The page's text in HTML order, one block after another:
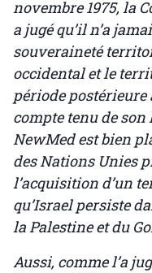
novembre 1975, la
a jugé qu’il n’a
souveraineté
occidental et le
période postérieure
compte tenu de
NewMed est bien
des Nations Unies
l’acquisition d’un
qu’Israel persiste
la Palestine et du
Aussi, comme l’a